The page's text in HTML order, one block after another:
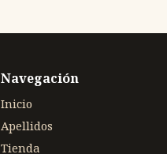
Navegación
Inicio
Apellidos
Tienda